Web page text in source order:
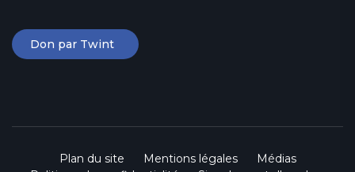
Don par Twint
Plan du site Mentions légales
Médias